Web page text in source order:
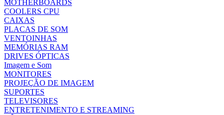
MOTHERBOARDS
COOLERS CPU
CAIXAS
PLACAS DE SOM
VENTOINHAS
MEMÓRIAS RAM
DRIVES ÓPTICAS
Imagem e Som
MONITORES
PROJEÇÃO DE IMAGEM
SUPORTES
TELEVISORES
ENTRETENIMENTO E STREAMING